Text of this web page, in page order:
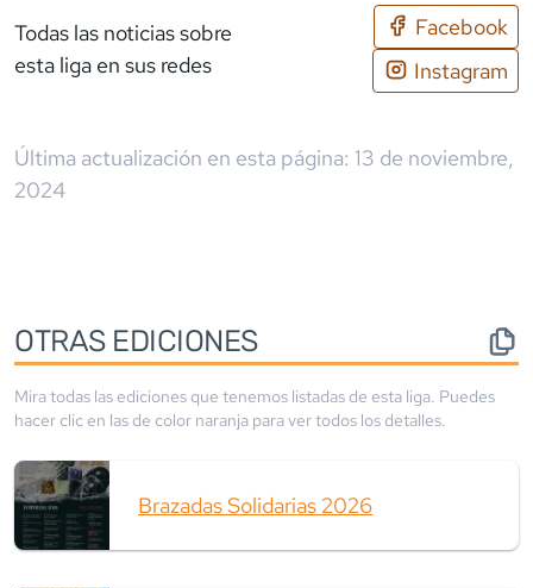
Todas las noticias sobre
esta liga en sus redes
Facebook
Instagram
Última actualización en esta página: 13 de noviembre,
2024
OTRAS EDICIONES
Mira todas las ediciones que tenemos listadas de esta liga. Puedes
hacer clic en las de color naranja para ver todos los detalles.
Brazadas Solidarias 2026